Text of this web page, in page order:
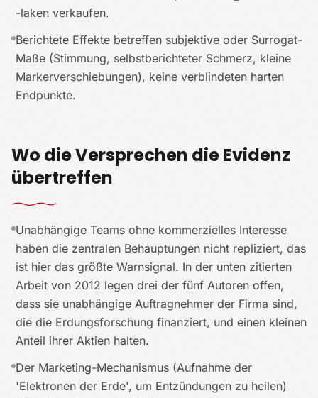
-laken verkaufen.
Berichtete Effekte betreffen subjektive oder Surrogat-
Maße (Stimmung, selbstberichteter Schmerz, kleine
Markerverschiebungen), keine verblindeten harten
Endpunkte.
Wo die Versprechen die Evidenz
übertreffen
Unabhängige Teams ohne kommerzielles Interesse
haben die zentralen Behauptungen nicht repliziert, das
ist hier das größte Warnsignal. In der unten zitierten
Arbeit von 2012 legen drei der fünf Autoren offen,
dass sie unabhängige Auftragnehmer der Firma sind,
die die Erdungsforschung finanziert, und einen kleinen
Anteil ihrer Aktien halten.
Der Marketing-Mechanismus (Aufnahme der
'Elektronen der Erde', um Entzündungen zu heilen)